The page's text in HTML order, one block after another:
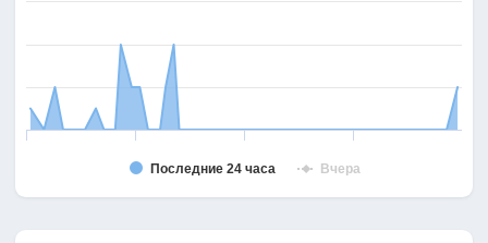
Последние 24 часа Вчера